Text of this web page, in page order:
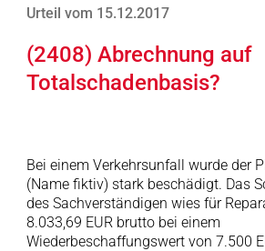
Urteil vom 15.12.2017
(2408) Abrechnung auf
Totalschadenbasis?
Bei einem Verkehrsunfall wurde der
(Name fiktiv) stark beschädigt. Das
des Sachverständigen wies für
8.033,69 EUR brutto bei einem
Wiederbeschaffungswert von 7.500